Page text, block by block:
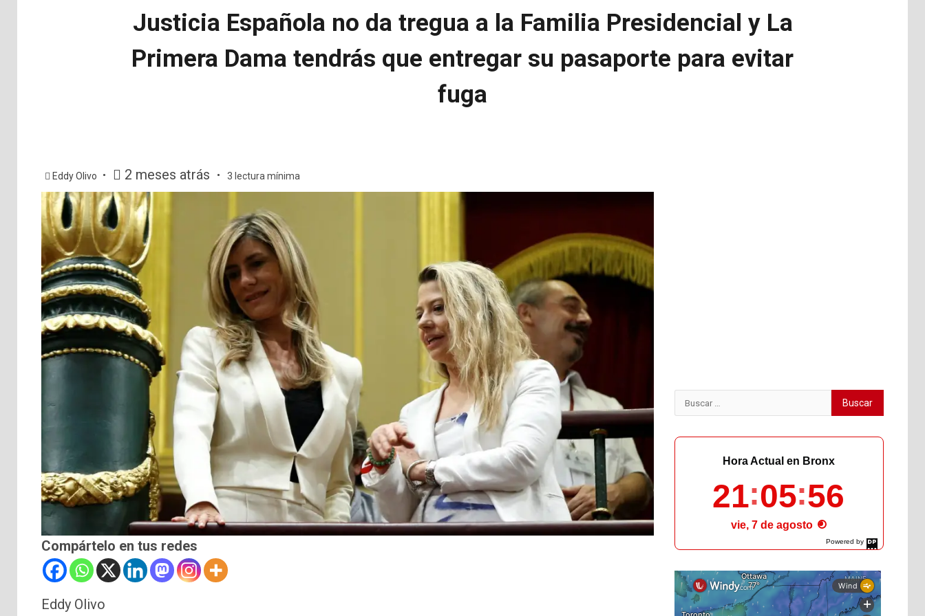
Justicia Española no da tregua a la Familia Presidencial y La
Primera Dama tendrás que entregar su pasaporte para evitar
fuga
Eddy Olivo 2 meses atrás 3 lectura mínima
Compártelo en tus redes
Eddy Olivo
Buscar:
Powered by
DaysPedia.com
Hora Actual en Bronx
21 05 57
vie, 7 de agosto